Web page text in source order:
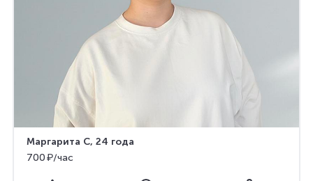
Маргарита С, 24 года
700 ₽/час